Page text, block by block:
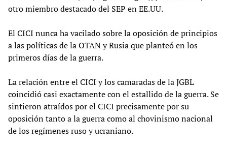
otro miembro destacado del SEP en EE.UU.
El CICI nunca ha vacilado sobre la oposición de principios
a las políticas de la OTAN y Rusia que planteó en los
primeros días de la guerra.
La relación entre el CICI y los camaradas de la JGBL
coincidió casi exactamente con el estallido de la guerra. Se
sintieron atraídos por el CICI precisamente por su
oposición tanto a la guerra como al chovinismo nacional
de los regímenes ruso y ucraniano.